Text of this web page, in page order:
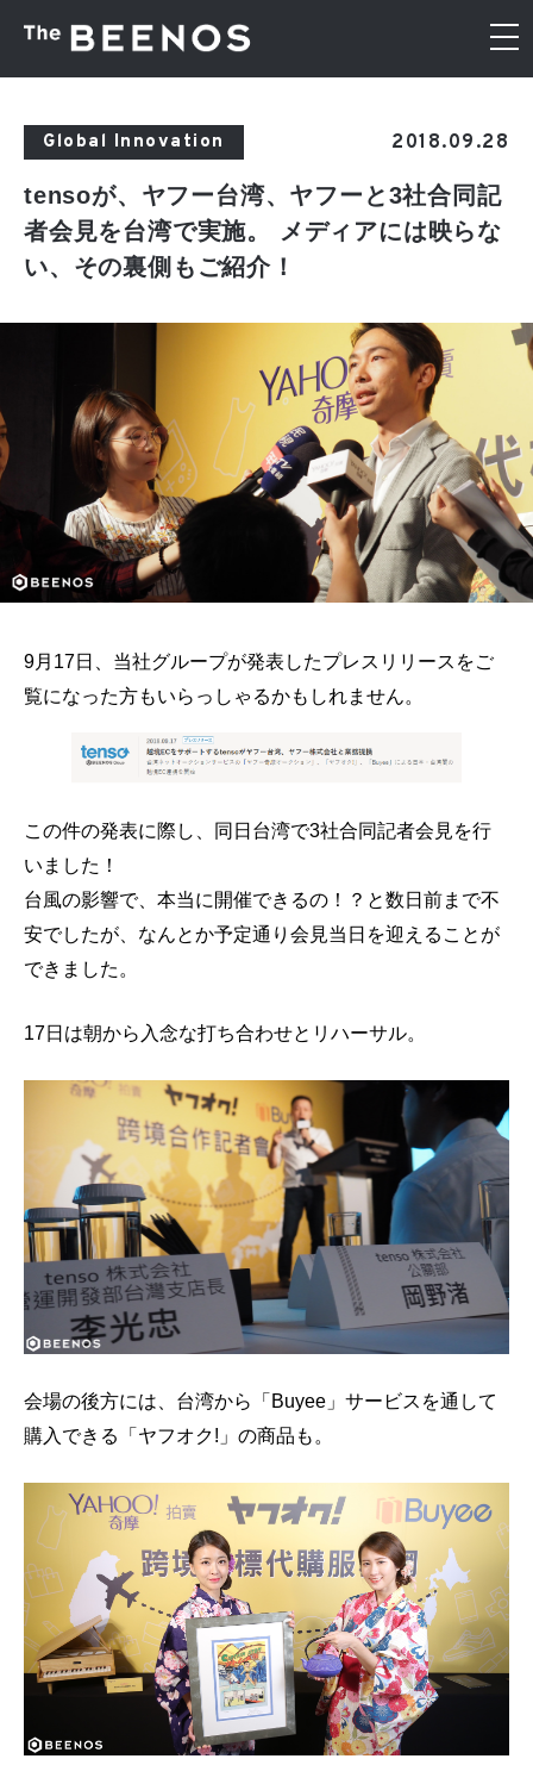
Global Innovation 2018.09.28
tensoが、ヤフー台湾、ヤフーと3社合同記
者会見を台湾で実施。 メディアには映らな
い、その裏側もご紹介！
9月17日、当社グループが発表したプレスリリースをご
覧になった方もいらっしゃるかもしれません。
この件の発表に際し、同日台湾で3社合同記者会見を行
いました！
台風の影響で、本当に開催できるの！？と数日前まで不
安でしたが、なんとか予定通り会見当日を迎えることが
できました。
17日は朝から入念な打ち合わせとリハーサル。
会場の後方には、台湾から「Buyee」サービスを通して
購入できる「ヤフオク!」の商品も。